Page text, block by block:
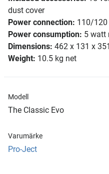
dust cover
Power connection: 110/120
Power consumption: 5 watt
Dimensions: 462 x 131 x
Weight: 10.5 kg net
Modell
The Classic Evo
Varumärke
Pro-Ject